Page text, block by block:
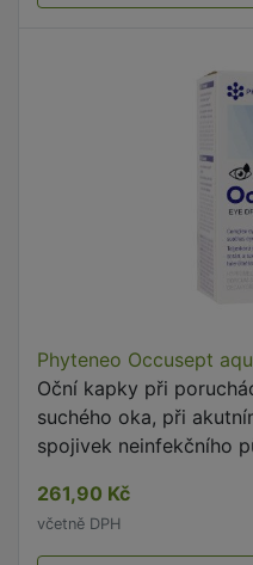
Phyteneo Occusept
Oční kapky při
suchého oka, při
spojivek neinfekčního
prach, kouř apod.)
čoček a při
261,90 Kč
včetně DPH